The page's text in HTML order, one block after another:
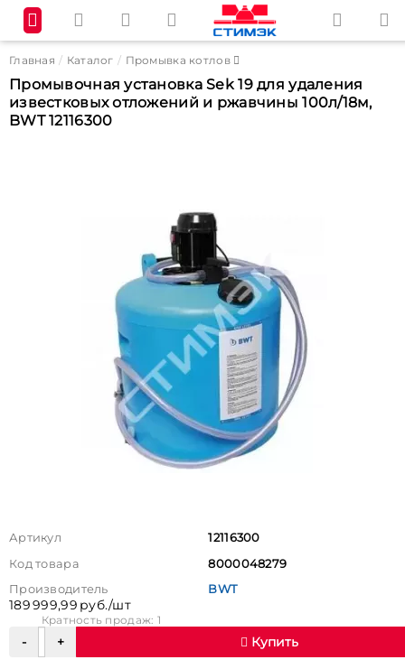
Главная Каталог Промывка котлов
Промывочная установка Sek 19 для удаления
известковых отложений и ржавчины 100л/18м,
BWT 12116300
Артикул
12116300
Код товара
8000048279
Производитель
BWT
189 999,99 руб./шт
Кратность продаж: 1
Купить